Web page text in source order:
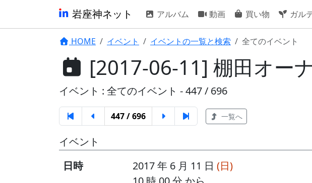
岩座神ネット アルバム 動画 買い物 ガル
HOME イベント イベントの一覧と検索 全てのイベント
[2017-06-11] 棚田オー
イベント : 全てのイベント - 447 / 696
447 / 696 一覧へ
イベント
日時
2017 年 6 月 11 日 (日)